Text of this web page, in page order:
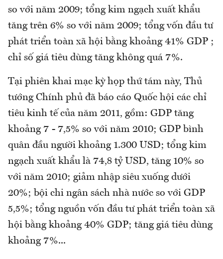
so với năm 2009; tổng kim ngạch xuất khẩu
tăng trên 6% so với năm 2009; tổng vốn đầu tư
phát triển toàn xã hội bằng khoảng 41% GDP ;
chỉ số giá tiêu dùng tăng không quá 7%.
Tại phiên khai mạc kỳ họp thứ tám này, Thủ
tướng Chính phủ đã báo cáo Quốc hội các chỉ
tiêu kinh tế của năm 2011, gồm: GDP tăng
khoảng 7 - 7,5% so với năm 2010; GDP bình
quân đầu người khoảng 1.300 USD; tổng kim
ngạch xuất khẩu là 74,8 tỷ USD, tăng 10% so
với năm 2010; giảm nhập siêu xuống dưới
20%; bội chi ngân sách nhà nước so với GDP
5,5%; tổng nguồn vốn đầu tư phát triển toàn xã
hội bằng khoảng 40% GDP; tăng giá tiêu dùng
khoảng 7%...